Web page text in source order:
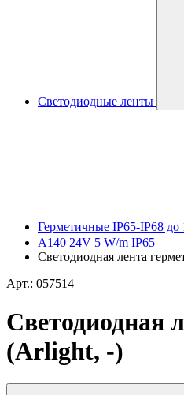
Светодиодные ленты
Герметичные IP65-IP68 до
A140 24V 5 W/m IP65
Светодиодная лента
Арт.: 057514
Светодиодная
(Arlight, -)